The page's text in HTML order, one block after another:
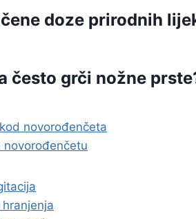
doze prirodnih
često grči nožne
novorođenčeta
novorođenčetu